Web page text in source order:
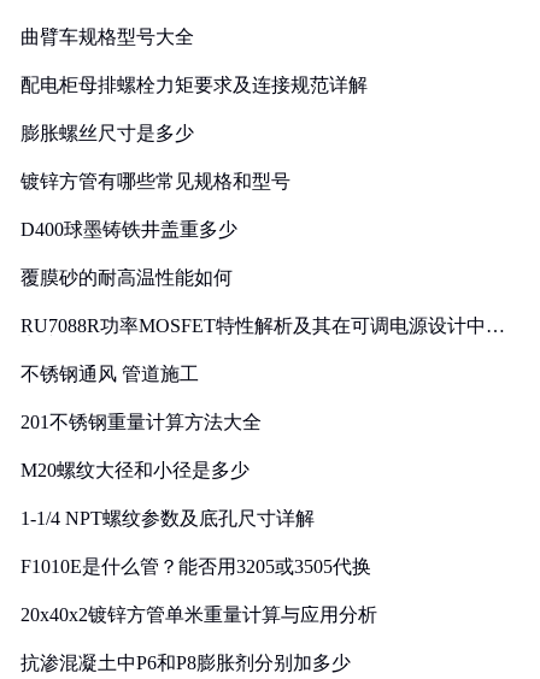
曲臂车规格型号大全
配电柜母排螺栓力矩要求及连接规范详解
膨胀螺丝尺寸是多少
镀锌方管有哪些常见规格和型号
D400球墨铸铁井盖重多少
覆膜砂的耐高温性能如何
RU7088R功率MOSFET特性解析及其在可调电源设计中的
不锈钢通风 管道施工
201不锈钢重量计算方法大全
M20螺纹大径和小径是多少
1-1/4 NPT螺纹参数及底孔尺寸详解
F1010E是什么管？能否用3205或3505代换
20x40x2镀锌方管单米重量计算与应用分析
抗渗混凝土中P6和P8膨胀剂分别加多少